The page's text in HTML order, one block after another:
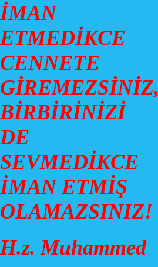
İMAN
ETMEDİKCE
CENNETE
GİREMEZSİNİZ,
BİRBİRİNİZİ
DE
SEVMEDİKCE
İMAN ETMİŞ
OLAMAZSINIZ!
H.z. Muhammed